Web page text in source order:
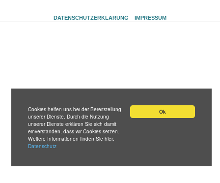
Ok
Cookies helfen uns bei der Bereitstellung
unserer Dienste. Durch die Nutzung
unserer Dienste erklären Sie sich damit
einverstanden, dass wir Cookies setzen.
Weitere Informationen finden Sie hier:
Datenschutz
DATENSCHUTZERKLÄRUNG IMPRESSUM